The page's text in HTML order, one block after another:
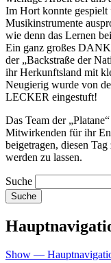
Im Hort konnte gespielt
Musikinstrumente
wie denn das Lernen
Ein ganz großes
der „Backstraße der
ihr Herkunftsland mit
Neugierig wurde von
LECKER eingestuft!
Das Team der
Mitwirkenden für ihr
beigetragen, diesen
werden zu lassen.
Suche
Show —